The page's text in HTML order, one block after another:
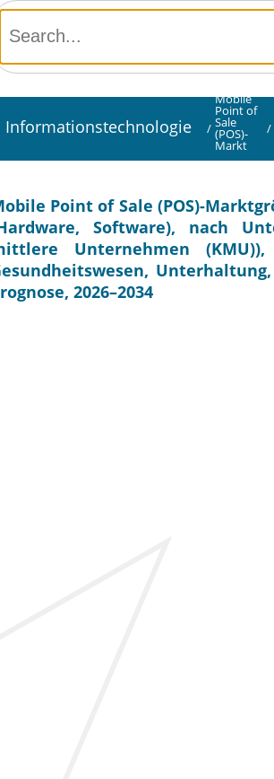
Informationstechnologie /
Mobile
Point of
Sale
(POS)-
Markt
/
Point of Sale (POS)-
Software), nach
Unternehmen (KMU)),
2026–2034